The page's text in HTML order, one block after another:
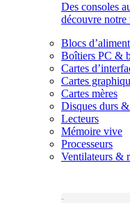
Des consoles
découvre
Blocs
Boîtiers PC &
Cartes
Cartes
Cartes mères
Disques durs
Lecteurs
Mémoire vive
Processeurs
Ventilateurs &